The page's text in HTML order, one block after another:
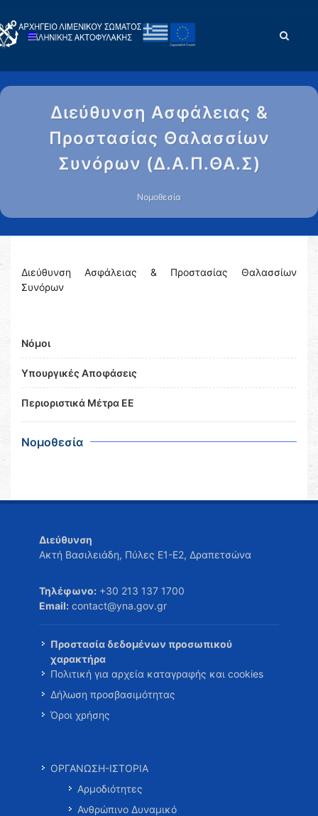
Διεύθυνση Ασφάλειας &
Προστασίας Θαλασσίων
Συνόρων (Δ.Α.Π.ΘΑ.Σ)
Νομοθεσία
Διεύθυνση Ασφάλειας & Προστασίας Θαλασσίων
Συνόρων
Νόμοι
Υπουργικές Αποφάσεις
Περιοριστικά Μέτρα ΕΕ
Νομοθεσία
Διεύθυνση
Ακτή Βασιλειάδη, Πύλες Ε1-Ε2, Δραπετσώνα
Τηλέφωνο: +30 213 137 1700
Email: contact@yna.gov.gr
Προστασία δεδομένων προσωπικού
χαρακτήρα
Πολιτική για αρχεία καταγραφής και cookies
Δήλωση προσβασιμότητας
Όροι χρήσης
ΟΡΓΑΝΩΣΗ-ΙΣΤΟΡΙΑ
Αρμοδιότητες
Ανθρώπινο Δυναμικό